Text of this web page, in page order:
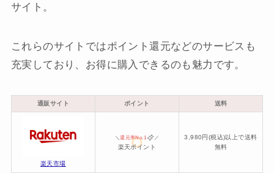
サイト。
これらのサイトではポイント還元などのサービスも
充実しており、お得に購入できるのも魅力です。
通販サイト ポイント 送料
楽天市場
＼還元率No.1 ／
楽天ポイント
3,980円(税込)以上で送料
無料